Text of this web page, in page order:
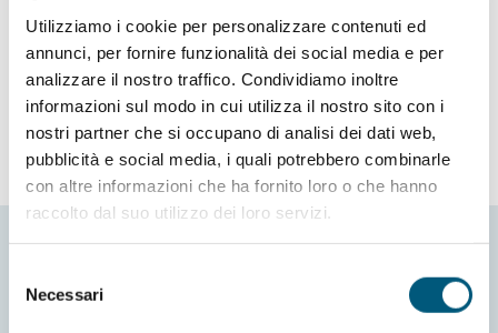
Utilizziamo i cookie per personalizzare contenuti ed
annunci, per fornire funzionalità dei social media e per
analizzare il nostro traffico. Condividiamo inoltre
informazioni sul modo in cui utilizza il nostro sito con i
nostri partner che si occupano di analisi dei dati web,
pubblicità e social media, i quali potrebbero combinarle
con altre informazioni che ha fornito loro o che hanno
raccolto dal suo utilizzo dei loro servizi.
delNecessari
Richiedi info